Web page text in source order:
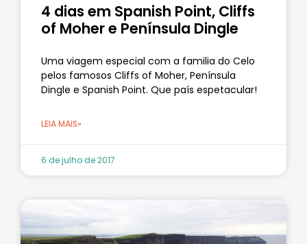
4 dias em Spanish Point, Cliffs
of Moher e Península Dingle
Uma viagem especial com a familia do Celo
pelos famosos Cliffs of Moher, Península
Dingle e Spanish Point. Que país espetacular!
LEIA MAIS»
6 de julho de 2017